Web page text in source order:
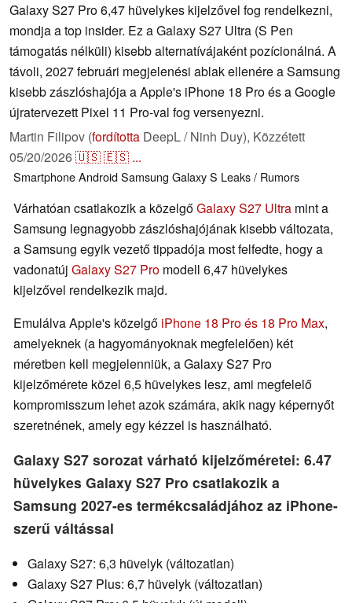
Galaxy S27 Pro 6,47 hüvelykes kijelzővel fog rendelkezni,
mondja a top insider. Ez a Galaxy S27 Ultra (S Pen
támogatás nélküli) kisebb alternatívájaként pozícionálná. A
távoli, 2027 februári megjelenési ablak ellenére a Samsung
kisebb zászlóshajója a Apple's iPhone 18 Pro és a Google
újratervezett Pixel 11 Pro-val fog versenyezni.
Martin Filipov (fordította DeepL / Ninh Duy), Közzétett
05/20/2026🇺🇸🇪🇸 ...
SmartphoneAndroidSamsung Galaxy S Leaks / Rumors
Várhatóan csatlakozik a közelgőGalaxy S27 Ultra mint a
Samsung legnagyobb zászlóshajójának kisebb változata,
a Samsung egyik vezető tippadója most felfedte, hogy a
vadonatúj Galaxy S27 Pro modell 6,47 hüvelykes
kijelzővel rendelkezik majd.
Emulálva Apple's közelgő iPhone 18 Pro és 18 Pro Max,
amelyeknek (a hagyományoknak megfelelően) két
méretben kell megjelenniük, a Galaxy S27 Pro
kijelzőmérete közel 6,5 hüvelykes lesz, ami megfelelő
kompromisszum lehet azok számára, akik nagy képernyőt
szeretnének, amely egy kézzel is használható.
Galaxy S27 sorozat várható kijelzőméretei: 6.47
hüvelykes Galaxy S27 Pro csatlakozik a
Samsung 2027-es termékcsaládjához az iPhone-
szerű váltással
Galaxy S27: 6,3 hüvelyk (változatlan)
Galaxy S27 Plus: 6,7 hüvelyk (változatlan)